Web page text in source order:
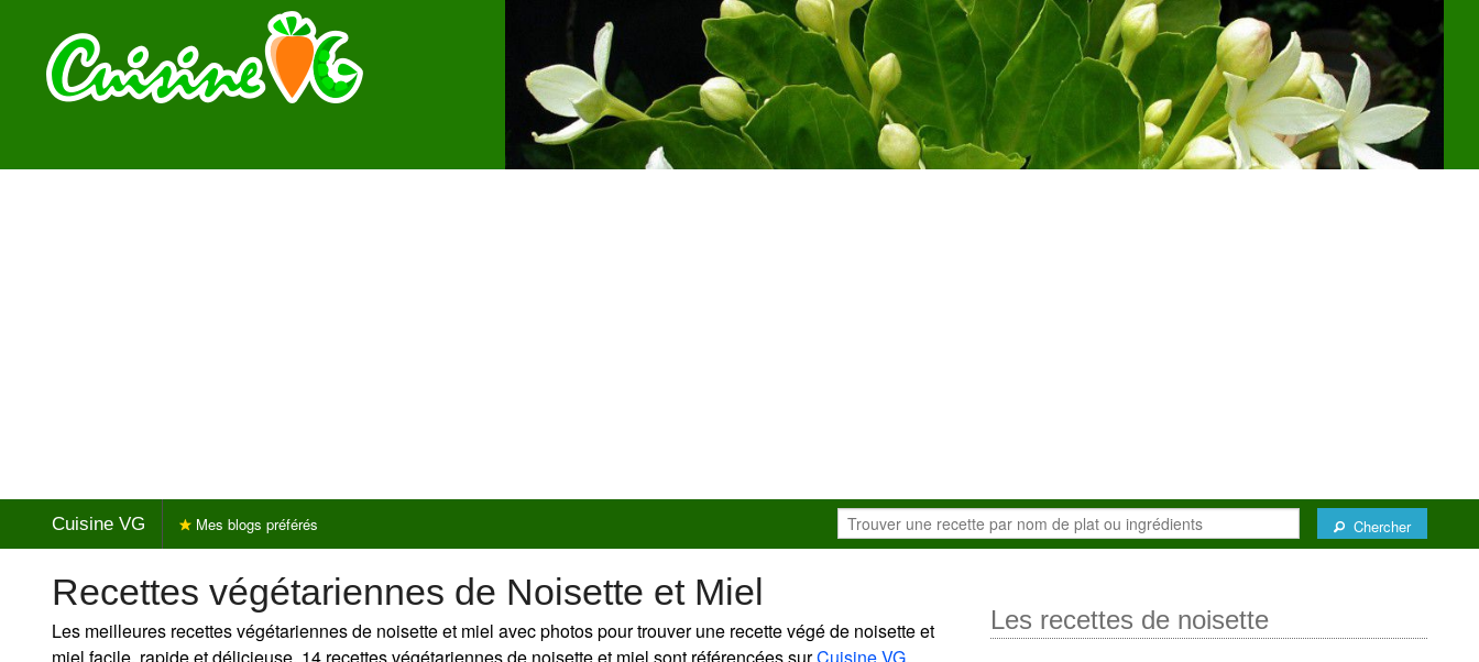
Cuisine VG Chercher
Mes blogs préférés
Recettes végétariennes de Noisette et Miel
Les meilleures recettes végétariennes de noisette et miel avec photos pour trouver une recette végé de noisette et
miel facile, rapide et délicieuse. 14 recettes végétariennes de noisette et miel sont référencées surCuisine VG.
Les recettes de noisette